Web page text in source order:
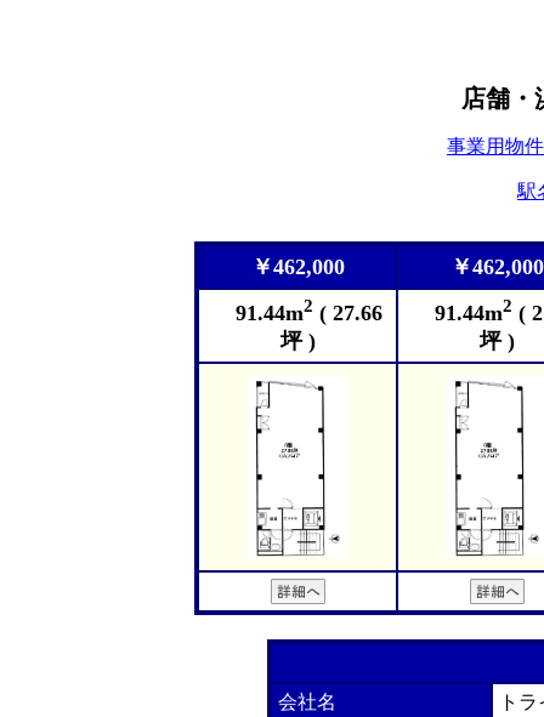
店舗・
事業用物
駅
￥462,000
￥462,000
91.44m2 ( 27.66
坪 )
91.44m2 (
坪 )
会社名
ト